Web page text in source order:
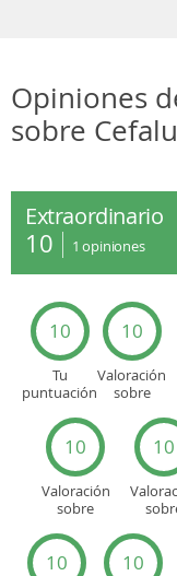
Opiniones
sobre Cefalu
Extraordinario
10 1 opiniones
10
Tu
puntuación
10
Valoración
sobre
10
Valoración
sobre
10
10 10